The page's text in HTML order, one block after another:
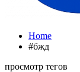
Home
#бжд
просмотр тегов